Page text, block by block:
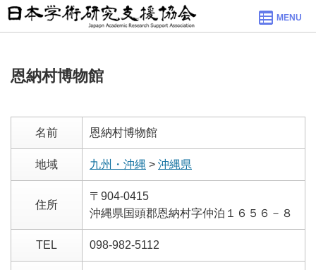
MENU
恩納村博物館
名前 恩納村博物館
地域 九州・沖縄 > 沖縄県
住所
〒904-0415
沖縄県国頭郡恩納村字仲泊１６５６－８
TEL 098-982-5112